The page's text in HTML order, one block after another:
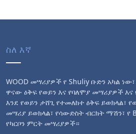
ስለ እኛ
WOOD መሣሪያዎች የ Shuliy ቡድን አካል
ዋናው ዕቅፍ የወይን እና የባለሞያ መሣሪያዎች እና
እንደ የወይን ታሸጊ የተመለከተ ዕቅፍ ይወክላል፣
መሣሪያ ይወክላል፣ የሳውድስት ብርክት ማሽን፣ የ
የካርቦን ምርት መሣሪያዎች።